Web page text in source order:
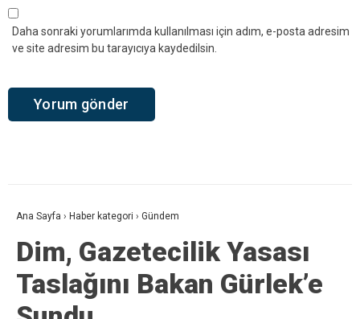
Daha sonraki yorumlarımda kullanılması için adım, e-posta adresim
ve site adresim bu tarayıcıya kaydedilsin.
Ana Sayfa › Haber kategori › Gündem
Dim, Gazetecilik Yasası
Taslağını Bakan Gürlek’e